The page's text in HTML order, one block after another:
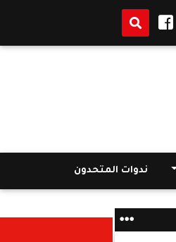
النيابة العامة تصدر بيان
ندوات المتحدون